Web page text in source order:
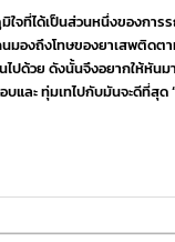
พร้อม
ชวน
เยาวชน
ให้
ห่าง
ที่ได้เป็นส่วนหนึ่งของการ
มองถึงโทษของยาเสพติดต
ด้วย ดังนั้นจึงอยากให้หันม
และ ทุ่มเทไปกับมันจะดีที่สุด